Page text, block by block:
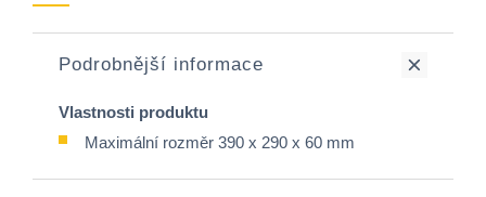
Podrobnější informace
Vlastnosti produktu
Maximální rozměr 390 x 290 x 60 mm